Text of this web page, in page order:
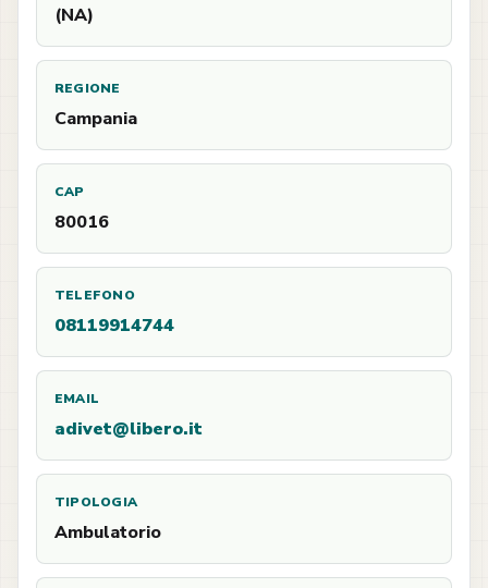
(NA)
REGIONE
Campania
CAP
80016
TELEFONO
08119914744
EMAIL
adivet@libero.it
TIPOLOGIA
Ambulatorio